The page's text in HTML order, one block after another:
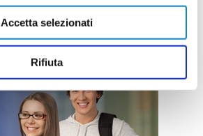
Accetta selezionati
Rifiuta